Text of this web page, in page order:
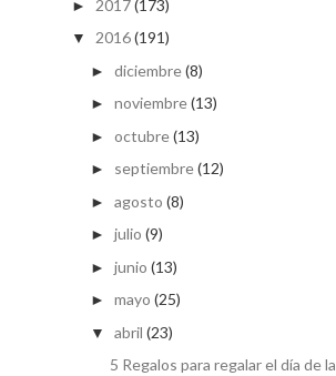
► 2017(173)
▼ 2016(191)
► diciembre(8)
► noviembre(13)
► octubre(13)
► septiembre(12)
► agosto (8)
► julio (9)
► junio (13)
► mayo (25)
▼ abril (23)
5 Regalos para regalar el día de la